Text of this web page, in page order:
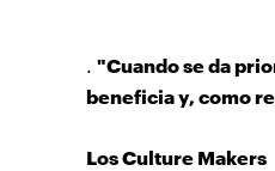
. "Cuando se da
beneficia y, como
Los Culture Makers